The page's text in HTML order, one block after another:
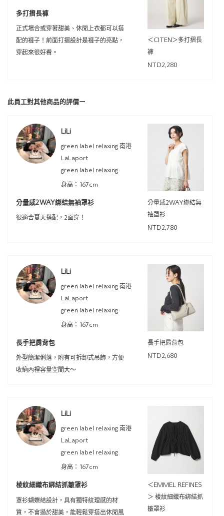
多打摺長褲
正式場合或穿著甜美、休閒上衣都可以搭
配的褲子！前面打摺設計是褲子的亮點，
穿起來很好看。
＜CITEN＞多打摺長
褲
NTD2,280
此員工對其他商品的評價ー
LiLi
green label relaxing 南港
LaLaport
green label relaxing
身高：167cm
分量感2WAY綁結無袖罩衫
很適合夏天搭配，2面穿！
分量感2WAY綁結無
袖罩衫
NTD2,780
LiLi
green label relaxing 南港
LaLaport
green label relaxing
身高：167cm
長手把肩背包
外型簡潔俐落，附有可拆卸式吊飾，方便
收納內裡容量空間大～
長手把肩背包
NTD2,680
LiLi
green label relaxing 南港
LaLaport
green label relaxing
身高：167cm
棱紋細織布綁結抓皺罩衫
罩衫蝴蝶結設計，具有獨特紋理感的材
質，不會過於甜美，能輕鬆穿搭出休閒風
＜EMMEL REFINES
＞ 棱紋細織布綁結抓
皺罩衫